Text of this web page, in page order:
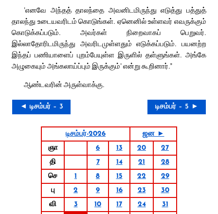
‘எனவே அந்தத் தாலந்தை அவனிடமிருந்து எடுத்து பத்துத்
தாலந்து உடையவரிடம் கொடுங்கள். ஏனெனில் உள்ளவர் எவருக்கும்
கொடுக்கப்படும். அவர்கள் நிறைவாகப் பெறுவர்.
இல்லாதோரிடமிருந்து அவரிடமுள்ளதும் எடுக்கப்படும். பயனற்ற
இந்தப் பணியாளைப் புறம்பேயுள்ள இருளில் தள்ளுங்கள். அங்கே
அழுகையும் அங்கலாய்ப்பும் இருக்கும்’ என்று கூறினார்.”
ஆண்டவரின் அருள்வாக்கு.
◄ டிசம்பர் – 3 டிசம்பர் – 5 ►
டிசம்பர்-2026
ஜன ►
ஞா
6 13 20
27
தி
7 14 21
28
செ
1 8 15 22
29
பு
2 9 16 23
30
வி
3 10 17 24
31